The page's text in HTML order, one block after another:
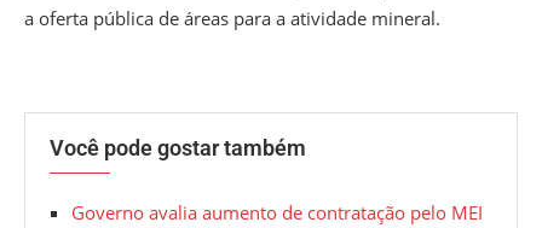
a oferta pública de áreas para a atividade mineral.
Você pode gostar também
Governo avalia aumento de contratação pelo MEI